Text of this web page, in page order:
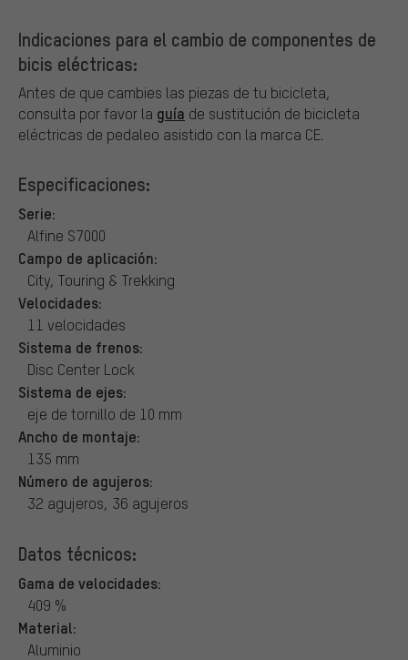
Indicaciones para el cambio de componentes de
bicis eléctricas:
Antes de que cambies las piezas de tu bicicleta,
consulta por favor la guía de sustitución de bicicleta
eléctricas de pedaleo asistido con la marca CE.
Especificaciones:
Serie:
Alfine S7000
Campo de aplicación:
City, Touring & Trekking
Velocidades:
11 velocidades
Sistema de frenos:
Disc Center Lock
Sistema de ejes:
eje de tornillo de 10 mm
Ancho de montaje:
135 mm
Número de agujeros:
32 agujeros, 36 agujeros
Datos técnicos:
Gama de velocidades:
409 %
Material:
Aluminio